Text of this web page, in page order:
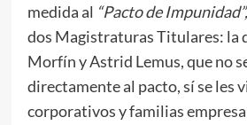
medida al “Pacto de Impunidad”,
dos Magistraturas Titulares: la
Morfín y Astrid Lemus, que no
directamente al pacto, sí se les
corporativos y familias